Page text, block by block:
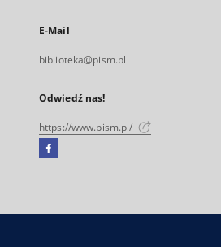
E-Mail
biblioteka@pism.pl
Odwiedź nas!
https://www.pism.pl/
Facebook
się